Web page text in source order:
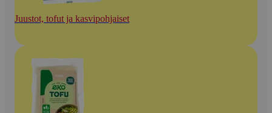
Juustot, tofut ja kasvipohjaiset